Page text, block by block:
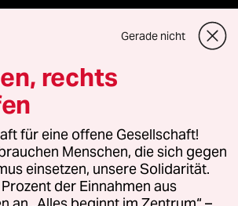
Vertriebs GmbH
Bei rechtlichen Fragen oder für Genehmigungen
lizenzen@taz.de
Kommune-Richtlinien
Gerade nicht
rechts
für eine offene Gesellschaft!
Menschen, die sich gegen
einsetzen, unsere Solidarität.
der Einnahmen aus